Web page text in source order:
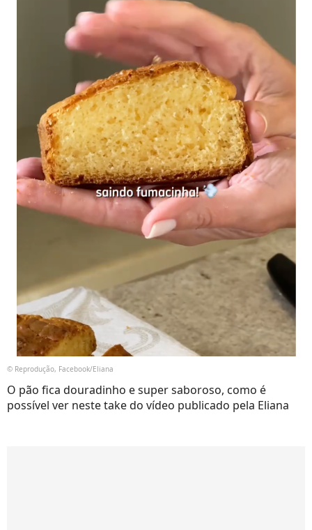
© Reprodução, Facebook/Eliana
O pão fica douradinho e super saboroso, como é
possível ver neste take do vídeo publicado pela Eliana